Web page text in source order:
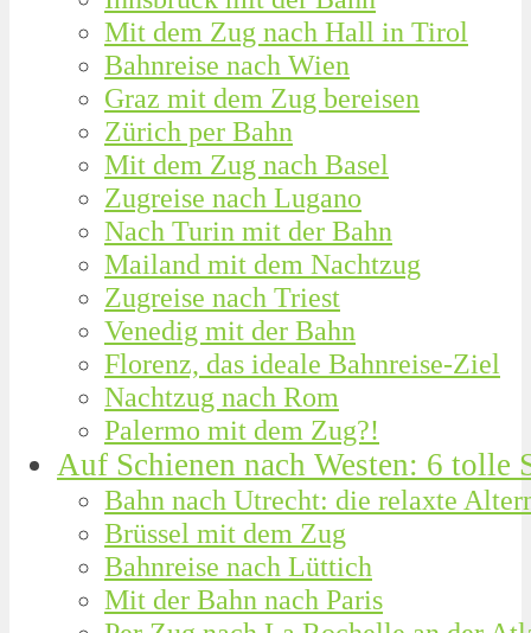
Mit dem Zug nach Hall in Tirol
Bahnreise nach Wien
Graz mit dem Zug bereisen
Zürich per Bahn
Mit dem Zug nach Basel
Zugreise nach Lugano
Nach Turin mit der Bahn
Mailand mit dem Nachtzug
Zugreise nach Triest
Venedig mit der Bahn
Florenz, das ideale Bahnreise-Ziel
Nachtzug nach Rom
Palermo mit dem Zug?!
Auf Schienen nach Westen: 6 tolle
Bahn nach Utrecht: die relaxte
Brüssel mit dem Zug
Bahnreise nach Lüttich
Mit der Bahn nach Paris